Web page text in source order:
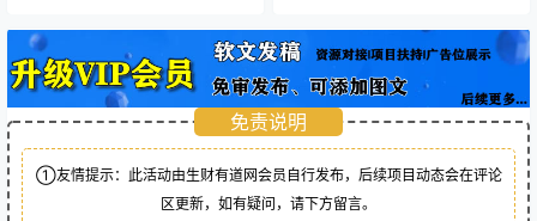
免责说明
①友情提示：此活动由生财有道网会员自行发布，后续项目动态会在评论
区更新，如有疑问，请下方留言。